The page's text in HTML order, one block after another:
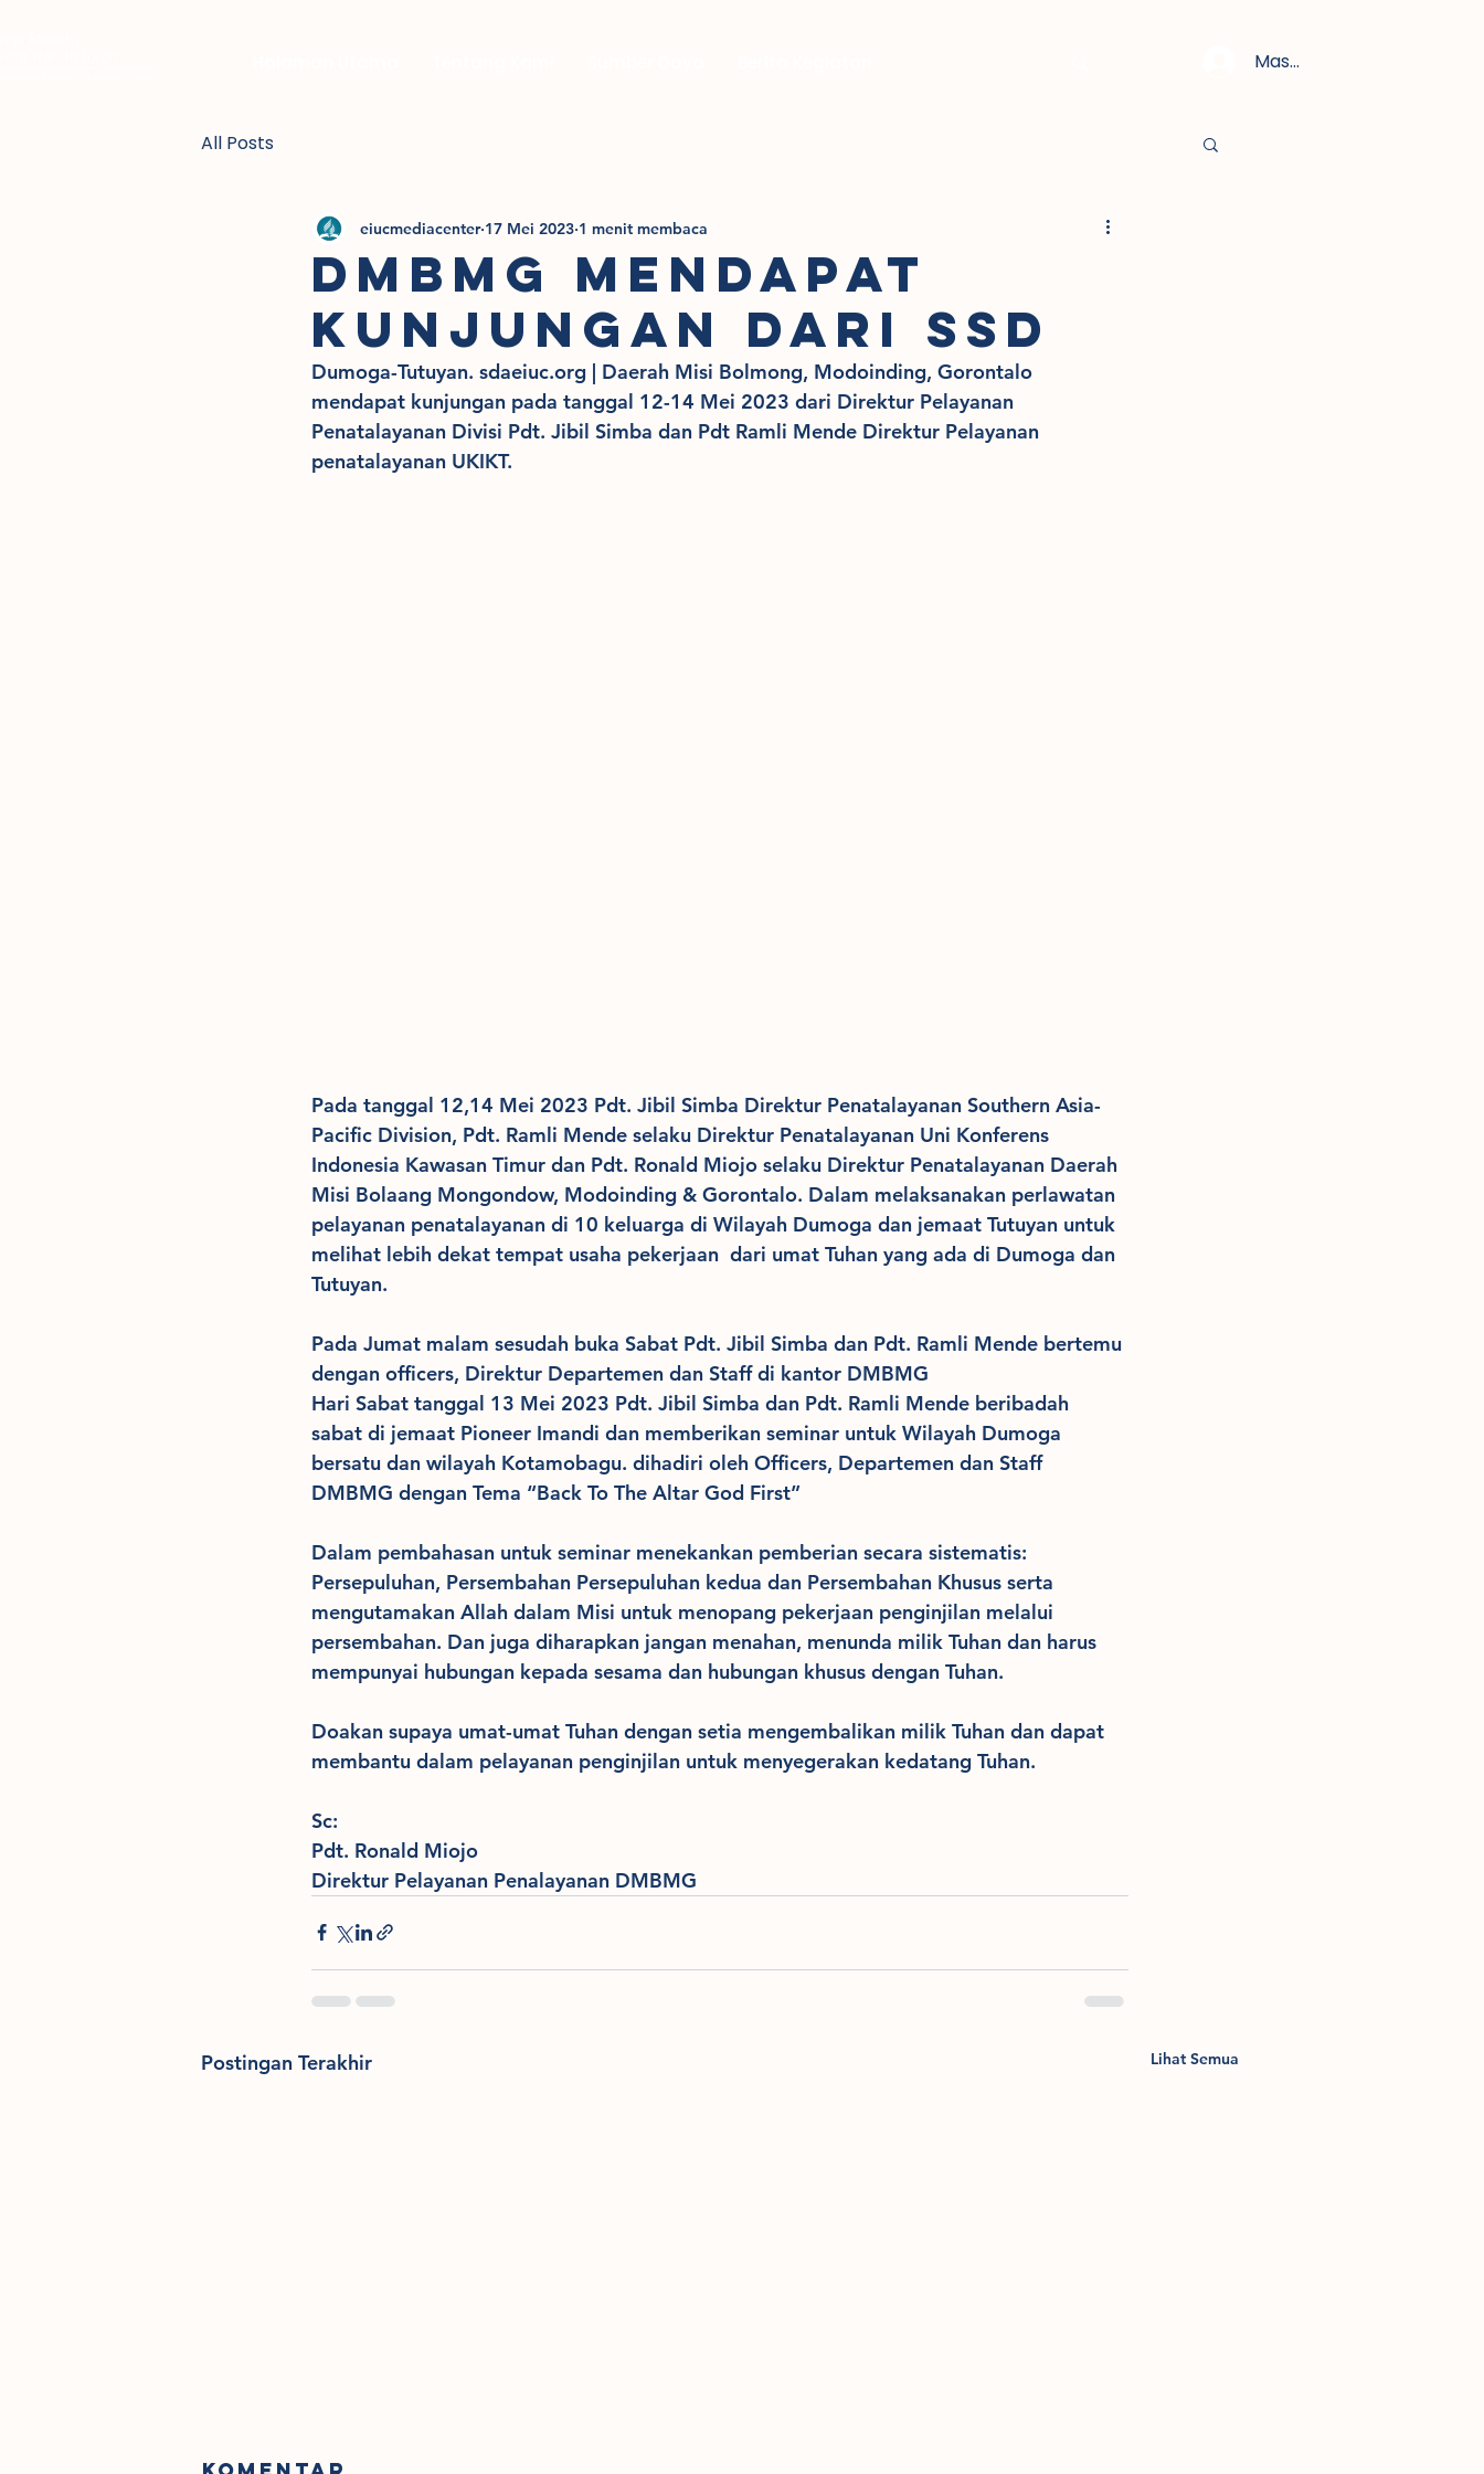
Masuk
All Posts
DMBMG MENDAPAT
KUNJUNGAN DARI SSD
eiucmediacenter 17 Mei 2023 1 menit membaca
Dumoga-Tutuyan. sdaeiuc.org | Daerah Misi Bolmong, Modoinding, Gorontalo
mendapat kunjungan pada tanggal 12-14 Mei 2023 dari Direktur Pelayanan
Penatalayanan Divisi Pdt. Jibil Simba dan Pdt Ramli Mende Direktur Pelayanan
penatalayanan UKIKT.
Pada tanggal 12,14 Mei 2023 Pdt. Jibil Simba Direktur Penatalayanan Southern Asia-
Pacific Division, Pdt. Ramli Mende selaku Direktur Penatalayanan Uni Konferens
Indonesia Kawasan Timur dan Pdt. Ronald Miojo selaku Direktur Penatalayanan Daerah
Misi Bolaang Mongondow, Modoinding & Gorontalo. Dalam melaksanakan perlawatan
pelayanan penatalayanan di 10 keluarga di Wilayah Dumoga dan jemaat Tutuyan untuk
melihat lebih dekat tempat usaha pekerjaan  dari umat Tuhan yang ada di Dumoga dan
Tutuyan.
Pada Jumat malam sesudah buka Sabat Pdt. Jibil Simba dan Pdt. Ramli Mende bertemu
dengan officers, Direktur Departemen dan Staff di kantor DMBMG
Hari Sabat tanggal 13 Mei 2023 Pdt. Jibil Simba dan Pdt. Ramli Mende beribadah
sabat di jemaat Pioneer Imandi dan memberikan seminar untuk Wilayah Dumoga
bersatu dan wilayah Kotamobagu. dihadiri oleh Officers, Departemen dan Staff
DMBMG dengan Tema “Back To The Altar God First”
Dalam pembahasan untuk seminar menekankan pemberian secara sistematis:
Persepuluhan, Persembahan Persepuluhan kedua dan Persembahan Khusus serta
mengutamakan Allah dalam Misi untuk menopang pekerjaan penginjilan melalui
persembahan. Dan juga diharapkan jangan menahan, menunda milik Tuhan dan harus
mempunyai hubungan kepada sesama dan hubungan khusus dengan Tuhan.
Doakan supaya umat-umat Tuhan dengan setia mengembalikan milik Tuhan dan dapat
membantu dalam pelayanan penginjilan untuk menyegerakan kedatang Tuhan.
Sc:
Pdt. Ronald Miojo
Direktur Pelayanan Penalayanan DMBMG
Postingan Terakhir Lihat Semua